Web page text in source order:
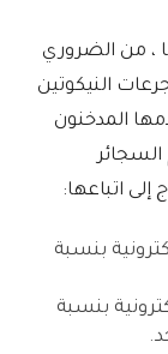
، من الضروري
النيكوتين
المدخنون
السجائر
إلى اتباعها:
بنسبة
بنسبة